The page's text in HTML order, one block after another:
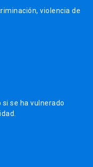
violencia de
se ha vulnerado